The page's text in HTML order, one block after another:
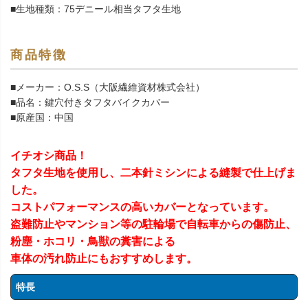
■生地種類：75デニール相当タフタ生地
商品特徴
■メーカー：O.S.S（大阪繊維資材株式会社）
■品名：鍵穴付きタフタバイクカバー
■原産国：中国
イチオシ商品！
タフタ生地を使用し、二本針ミシンによる縫製で仕上げま
した。
コストパフォーマンスの高いカバーとなっています。
盗難防止やマンション等の駐輪場で自転車からの傷防止、
粉塵・ホコリ・鳥獣の糞害による
車体の汚れ防止にもおすすめします。
特長